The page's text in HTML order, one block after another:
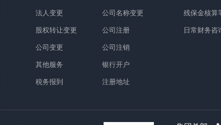
法人变更 公司名称变更
股权转让变更 公司注册
公司变更 公司注销
其他服务 银行开户
税务报到 注册地址
残保金核算
日常财务咨